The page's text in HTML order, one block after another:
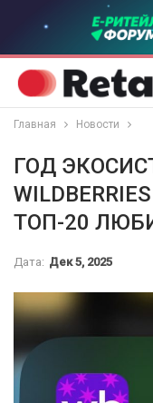
Главная Новости
ГОД
ТОП-20
Дата: Дек 5, 2025